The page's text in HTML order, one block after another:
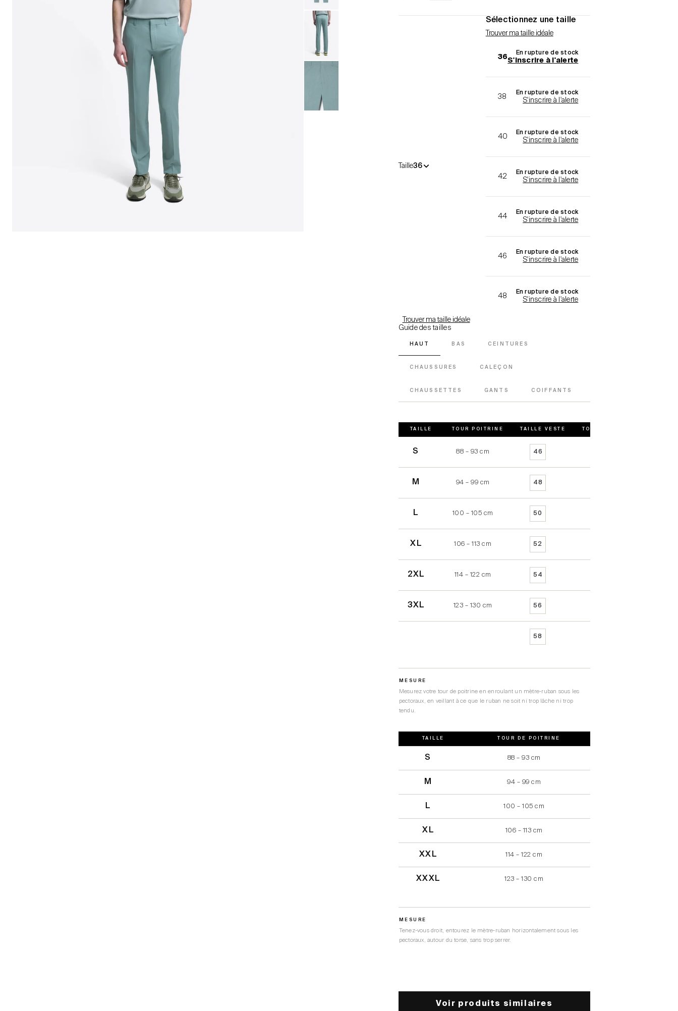
Taille36
Sélectionnez une taille
Trouver ma taille idéale
36
En rupture de stock
S'inscrire à l'alerte
38
En rupture de stock
S'inscrire à l'alerte
40
En rupture de stock
S'inscrire à l'alerte
42
En rupture de stock
S'inscrire à l'alerte
44
En rupture de stock
S'inscrire à l'alerte
46
En rupture de stock
S'inscrire à l'alerte
48
En rupture de stock
S'inscrire à l'alerte
Trouver ma taille idéale
Guide des tailles
HAUT BAS CEINTURES
CHAUSSURES CALEÇON
CHAUSSETTES GANTS COIFFANTS
TAILLE TOUR POITRINE TAILLE VESTE TOUR POITRINE VESTE
S 88 – 93 cm 46
M 94 – 99 cm 48
L 100 – 105 cm 50
XL 106 – 113 cm 52
2XL 114 – 122 cm 54
3XL 123 – 130 cm 56
58
MESURE
Mesurez votre tour de poitrine en enroulant un mètre-ruban sous les
pectoraux, en veillant à ce que le ruban ne soit ni trop lâche ni trop
tendu.
TAILLE TOUR DE POITRINE
S 88 – 93 cm
M 94 – 99 cm
L 100 – 105 cm
XL 106 – 113 cm
XXL 114 – 122 cm
XXXL 123 – 130 cm
MESURE
Tenez-vous droit, entourez le mètre-ruban horizontalement sous les
pectoraux, autour du torse, sans trop serrer.
Voir produits similaires